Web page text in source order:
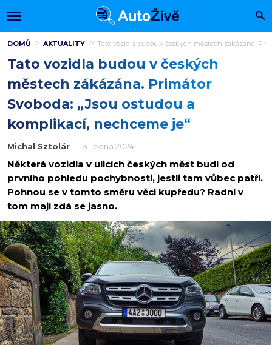
DOMŮ AKTUALITY Tato vozidla budou v českých městech zákázána.
Tato vozidla budou v českých
městech zákázána. Primátor
Svoboda: „Jsou ostudou a
komplikací, nechceme je“
Michal Sztolár 3. ledna 2024
Některá vozidla v ulicích českých měst budí od
prvního pohledu pochybnosti, jestli tam vůbec patří.
Pohnou se v tomto směru věci kupředu? Radní v
tom mají zdá se jasno.